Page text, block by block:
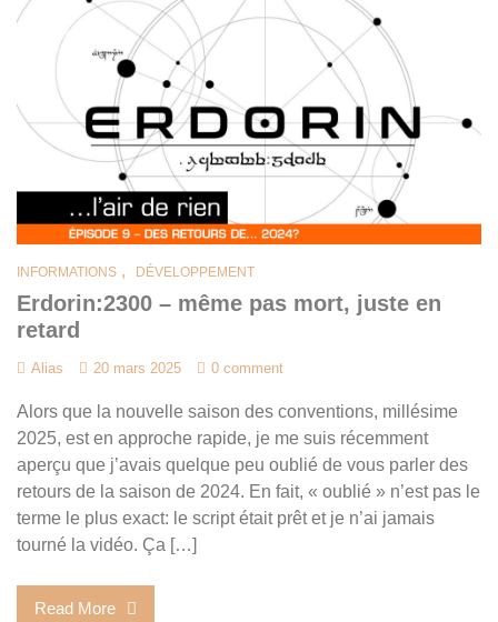
INFORMATIONS , DÉVELOPPEMENT
Erdorin:2300 – même pas mort, juste en
retard
Alias 20 mars 2025 0 comment
Alors que la nouvelle saison des conventions, millésime
2025, est en approche rapide, je me suis récemment
aperçu que j’avais quelque peu oublié de vous parler des
retours de la saison de 2024. En fait, « oublié » n’est pas le
terme le plus exact: le script était prêt et je n’ai jamais
tourné la vidéo. Ça […]
Read More